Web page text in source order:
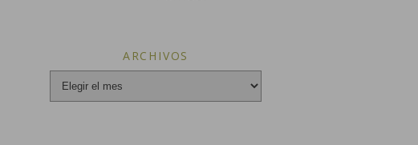
ARCHIVOS
Archivos